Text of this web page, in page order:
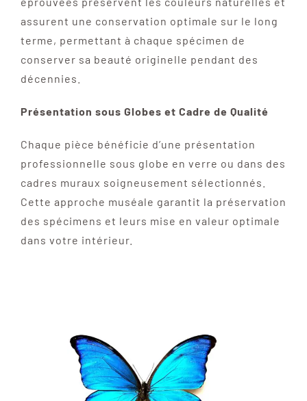
assurent une conservation optimale sur le long
terme, permettant à chaque spécimen de
conserver sa beauté originelle pendant des
décennies.
Présentation sous Globes et Cadre de Qualité
Chaque pièce bénéficie d’une présentation
professionnelle sous globe en verre ou dans des
cadres muraux soigneusement sélectionnés.
Cette approche muséale garantit la préservation
des spécimens et leurs mise en valeur optimale
dans votre intérieur.